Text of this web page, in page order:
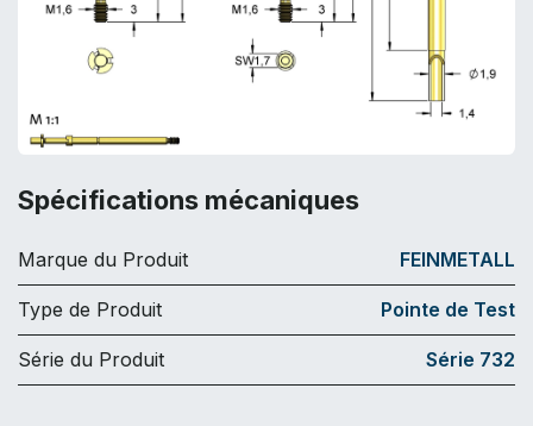
Spécifications mécaniques
Marque du Produit FEINMETALL
Type de Produit Pointe de Test
Série du Produit Série 732